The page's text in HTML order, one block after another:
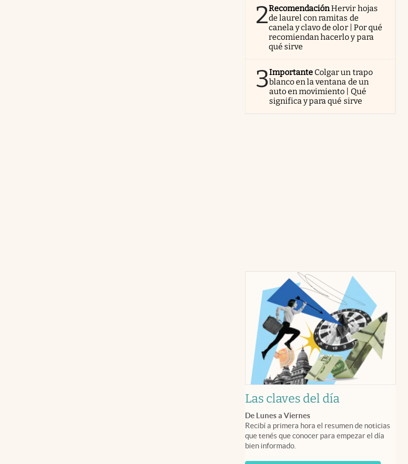
2RecomendaciónHervir hojas
de laurel con ramitas de
canela y clavo de olor | Por qué
recomiendan hacerlo y para
qué sirve
3Importante Colgar un trapo
blanco en la ventana de un
auto en movimiento | Qué
significa y para qué sirve
Las claves del día
De Lunes a Viernes
Recibí a primera hora el resumen de noticias
que tenés que conocer para empezar el día
bien informado.